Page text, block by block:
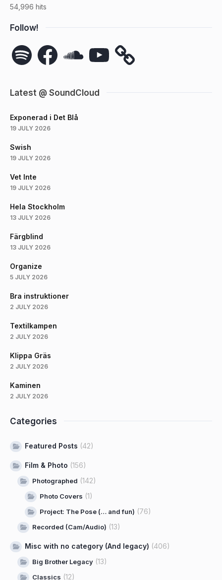
54,996 hits
Follow!
Spotify Facebook YouTube
Latest @ SoundCloud
Exponerad i Det Blå
19 JULY 2026
Swish
19 JULY 2026
Vet Inte
19 JULY 2026
Hela Stockholm
13 JULY 2026
Färgblind
13 JULY 2026
Organize
5 JULY 2026
Bra instruktioner
2 JULY 2026
Textilkampen
2 JULY 2026
Klippa Gräs
2 JULY 2026
Kaminen
2 JULY 2026
Categories
Featured Posts (42)
Film & Photo (156)
Photographed (142)
Photo Covers (1)
Project: The Pose (… and fun) (76)
Recorded (Cam/Audio) (13)
Misc with no category (And legacy) (406)
Big Brother Legacy (13)
Classics (12)